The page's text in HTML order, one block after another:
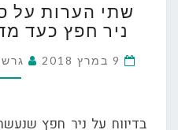
שתי הערות על
ניר חפץ כעד
9 במרץ 2018
בדיווח על ניר חפץ